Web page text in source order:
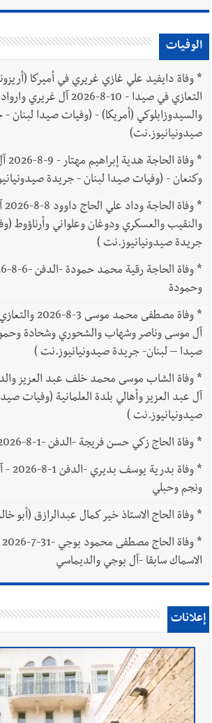
الوفيات
*
التعازي في صيدا - 10-8-2026 آل
والسيدوزابلوكي (أمريكا) - (وفيات صيدا لبنان -
صيدونيانيوز.نت)
*
وكنعان - (وفيات صيدا لبنان - جريدة
*
والنقيب والعسكري ودوغان وعلواني وأرناؤوط
جريدة صيدونيانيوز.نت )
*
وحمودة
*
آل موسى وناصر وشهاب والشحوري وشحادة
صيدا – لبنان- جريدة صيدونيانيوز.نت )
*
آل عبد العزيز وأهالي بلدة العلمانية (وفيات
صيدونيانيوز.نت )
*وفاة الحاج زكي حسن فريجة -الدفن -1-8-2026
*
وفاة
ونجم وحبلي
*وفاة الحاج الاستاذ خير كمال عبدالرازق (أبو خالد ) -31-
*
الاسماك سابقا -آل بوجي والديماسي
إعلانات